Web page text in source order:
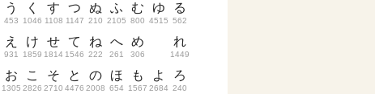
う
453
え
931
お
1305
く
1046
け
1859
こ
2826
す
1108
せ
1814
そ
2710
つ
1147
て
1546
と
4476
ぬ
210
ね
222
の
2008
ふ
2105
へ
261
ほ
654
む
800
め
306
も
1567
ゆ
4515
よ
2684
る
562
れ
1449
ろ
240